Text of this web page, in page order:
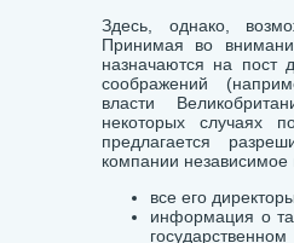
Здесь, однако,
Принимая во
назначаются на пост
соображений
власти
некоторых случаях
предлагается
компании
все его
информация о